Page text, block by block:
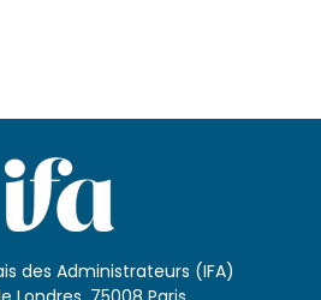
des Administrateurs (IFA)